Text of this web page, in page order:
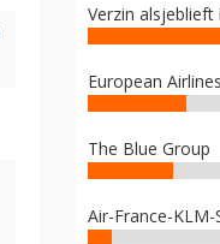
Verzin alsjeblieft
European
The Blue Group
Air-France-KLM-